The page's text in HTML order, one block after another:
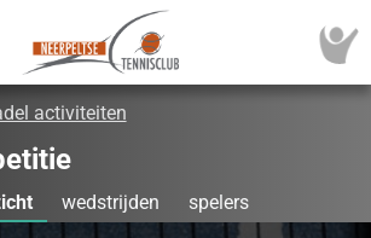
activiteiten
wedstrijden spelers